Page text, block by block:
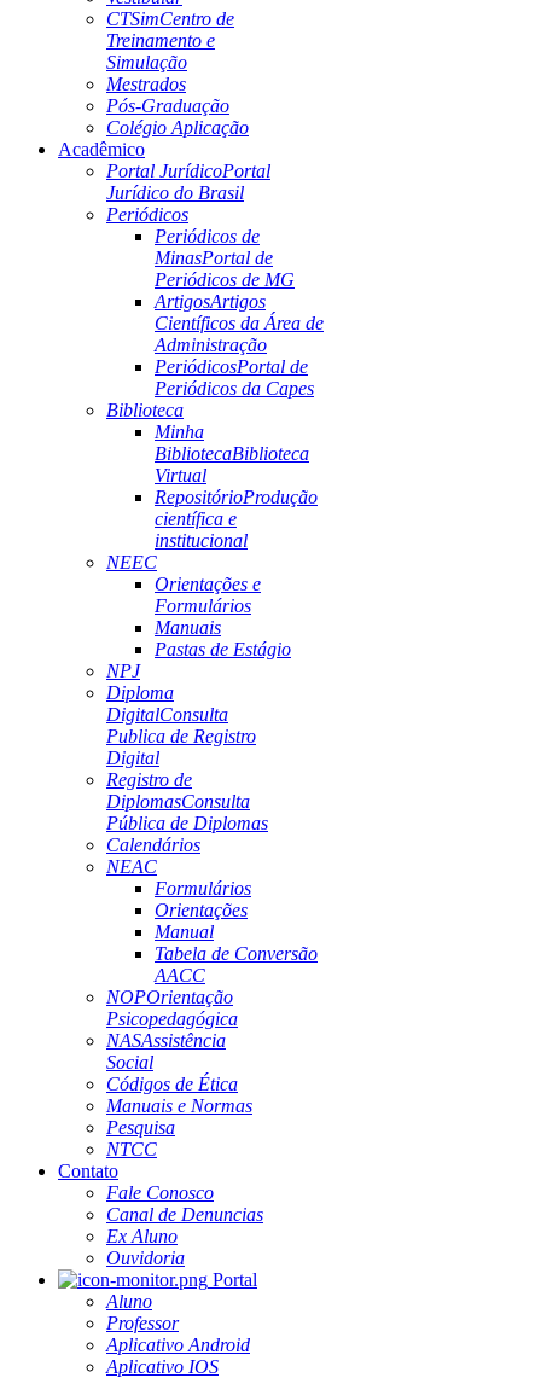
CTSimCentro de
Treinamento e
Simulação
Mestrados
Pós-Graduação
Colégio Aplicação
Acadêmico
Portal JurídicoPortal
Jurídico do Brasil
Periódicos
Periódicos de
MinasPortal de
Periódicos de MG
ArtigosArtigos
Científicos da Área de
Administração
PeriódicosPortal de
Periódicos da Capes
Biblioteca
Minha
BibliotecaBiblioteca
Virtual
RepositórioProdução
científica e
institucional
NEEC
Orientações e
Formulários
Manuais
Pastas de Estágio
NPJ
Diploma
DigitalConsulta
Publica de Registro
Digital
Registro de
DiplomasConsulta
Pública de Diplomas
Calendários
NEAC
Formulários
Orientações
Manual
Tabela de Conversão
AACC
NOPOrientação
Psicopedagógica
NASAssistência
Social
Códigos de Ética
Manuais e Normas
Pesquisa
NTCC
Contato
Fale Conosco
Canal de Denuncias
Ex Aluno
Ouvidoria
Portal
Aluno
Professor
Aplicativo Android
Aplicativo IOS